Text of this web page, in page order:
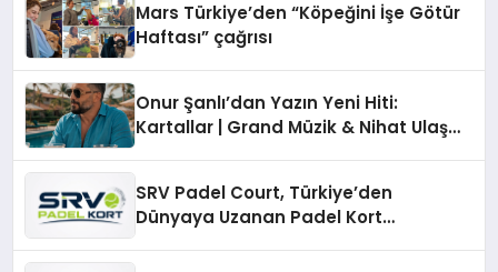
Mars Türkiye’den “Köpeğini İşe Götür
Haftası” çağrısı
Onur Şanlı’dan Yazın Yeni Hiti:
Kartallar | Grand Müzik & Nihat Ulaş
SRV Padel Court, Türkiye’den
Dünyaya Uzanan Padel Kort